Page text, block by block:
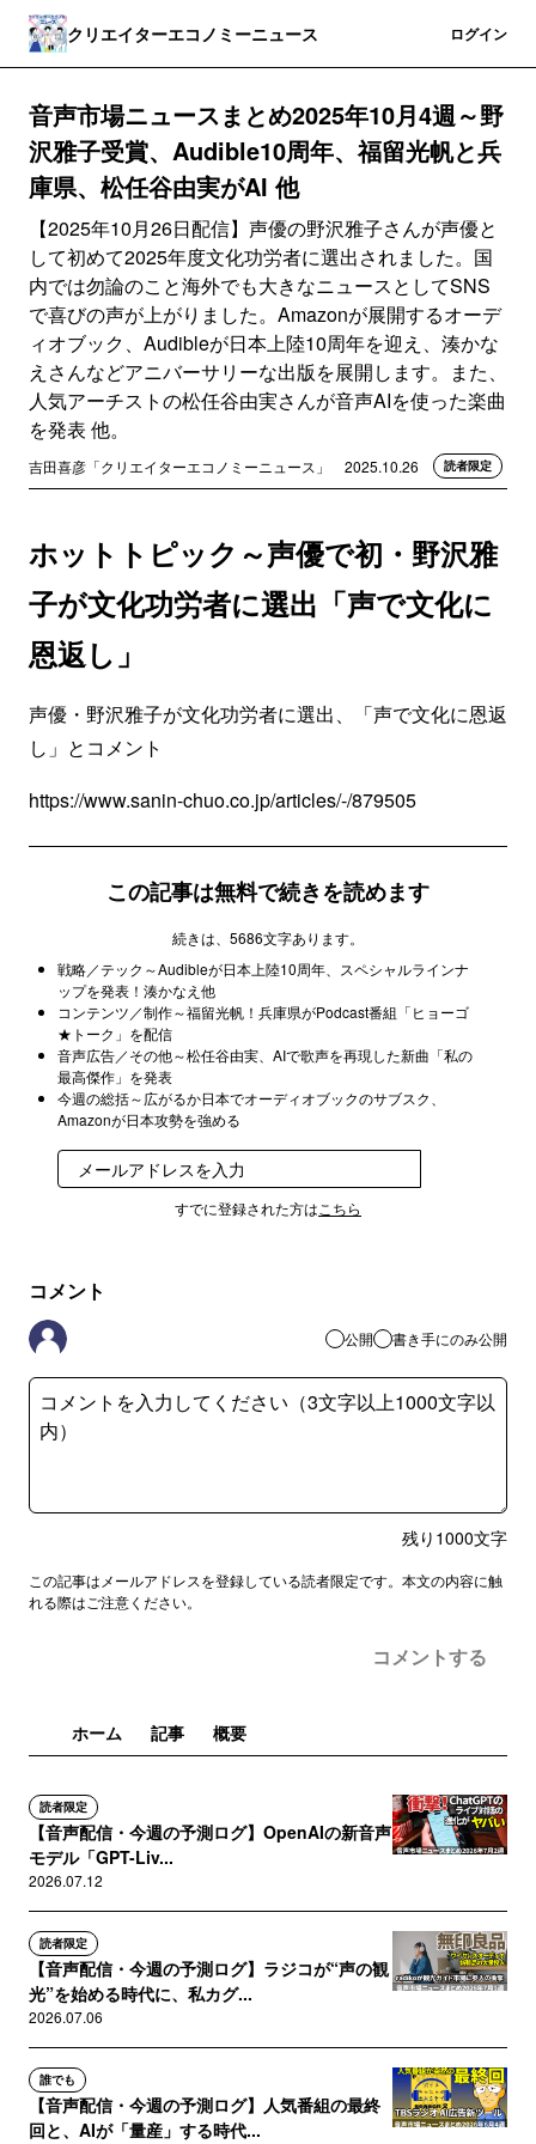
クリエイターエコノミーニュース ログイン
音声市場ニュースまとめ2025年10月4週～野
沢雅子受賞、Audible10周年、福留光帆と兵
庫県、松任谷由実がAI 他
【2025年10月26日配信】声優の野沢雅子さんが声優と
して初めて2025年度文化功労者に選出されました。国
内では勿論のこと海外でも大きなニュースとしてSNS
で喜びの声が上がりました。Amazonが展開するオーデ
ィオブック、Audibleが日本上陸10周年を迎え、湊かな
えさんなどアニバーサリーな出版を展開します。また、
人気アーチストの松任谷由実さんが音声AIを使った楽曲
を発表 他。
吉田喜彦「クリエイターエコノミーニュース」 2025.10.26 読者限定
ホットトピック～声優で初・野沢雅
子が文化功労者に選出「声で文化に
恩返し」
声優・野沢雅子が文化功労者に選出、「声で文化に恩返
し」とコメント
https://www.sanin-chuo.co.jp/articles/-/879505
この記事は無料で続きを読めます
続きは、5686文字あります。
戦略／テック～Audibleが日本上陸10周年、スペシャルラインナ
ップを発表！湊かなえ他
コンテンツ／制作～福留光帆！兵庫県がPodcast番組「ヒョーゴ
★トーク」を配信
音声広告／その他～松任谷由実、AIで歌声を再現した新曲「私の
最高傑作」を発表
今週の総括～広がるか日本でオーディオブックのサブスク、
Amazonが日本攻勢を強める
すでに登録された方は こちら
コメント
公開 書き手にのみ公開
残り 1000文字
この記事はメールアドレスを登録している読者限定です。本文の内容に触
れる際はご注意ください。
コメントする
ホーム 記事 概要
読者限定
【音声配信・今週の予測ログ】OpenAIの新音声
モデル「GPT-Liv...
2026.07.12
読者限定
【音声配信・今週の予測ログ】ラジコが“声の観
光”を始める時代に、私カグ...
2026.07.06
誰でも
【音声配信・今週の予測ログ】人気番組の最終
回と、AIが「量産」する時代...